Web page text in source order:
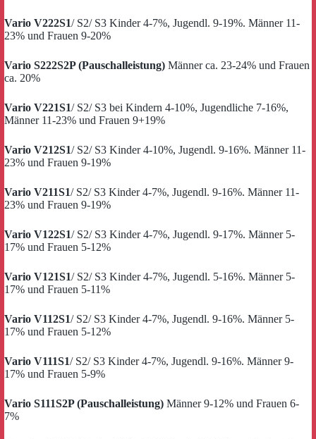
Vario V222S1/ S2/ S3 Kinder 4-7%, Jugendl. 9-19%. Männer 11-
23% und Frauen 9-20%
Vario S222S2P (Pauschalleistung) Männer ca. 23-24% und Frauen
ca. 20%
Vario V221S1/ S2/ S3 bei Kindern 4-10%, Jugendliche 7-16%,
Männer 11-23% und Frauen 9+19%
Vario V212S1/ S2/ S3 Kinder 4-10%, Jugendl. 9-16%. Männer 11-
23% und Frauen 9-19%
Vario V211S1/ S2/ S3 Kinder 4-7%, Jugendl. 9-16%. Männer 11-
23% und Frauen 9-19%
Vario V122S1/ S2/ S3 Kinder 4-7%, Jugendl. 9-17%. Männer 5-
17% und Frauen 5-12%
Vario V121S1/ S2/ S3 Kinder 4-7%, Jugendl. 5-16%. Männer 5-
17% und Frauen 5-11%
Vario V112S1/ S2/ S3 Kinder 4-7%, Jugendl. 9-16%. Männer 5-
17% und Frauen 5-12%
Vario V111S1/ S2/ S3 Kinder 4-7%, Jugendl. 9-16%. Männer 9-
17% und Frauen 5-9%
Vario S111S2P (Pauschalleistung) Männer 9-12% und Frauen 6-
7%